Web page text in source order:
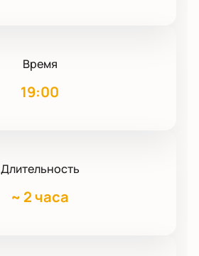
Время
19:00
Длительность
~ 2 часа